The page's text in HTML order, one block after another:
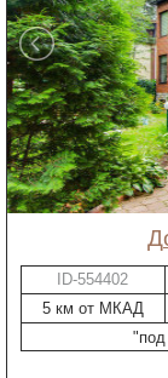
ID-554402
5 км от МКАД